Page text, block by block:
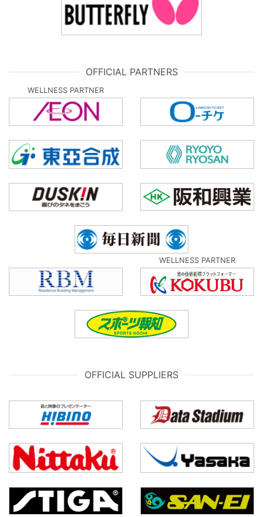
OFFICIAL PARTNERS
WELLNESS PARTNER
WELLNESS PARTNER
OFFICIAL SUPPLIERS